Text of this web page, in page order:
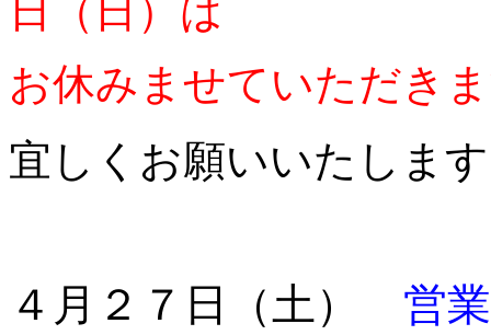
日（日）は
お休みませていただき
宜しくお願いいたしま
４月２７日（土） 営業